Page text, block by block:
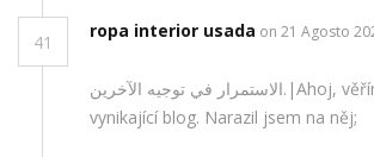
41
ropa interior usada on 21 Agosto
الاستمرار في توجيه الآخرين.|Ahoj, věřím, že je to
vynikající blog. Narazil jsem na něj;